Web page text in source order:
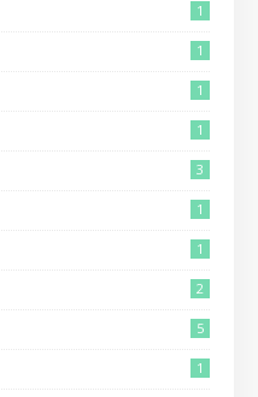
1
1
1
1
3
1
1
2
5
1